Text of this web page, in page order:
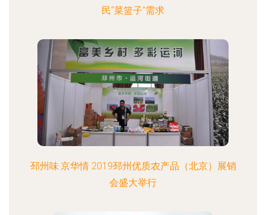
民“菜篮子”需求
邳州味·京华情 2019邳州优质农产品（北京）展销
会盛大举行